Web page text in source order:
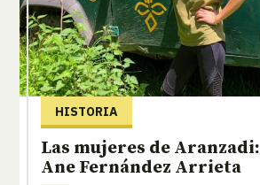
HISTORIA
Las mujeres de Aranzadi:
Ane Fernández Arrieta